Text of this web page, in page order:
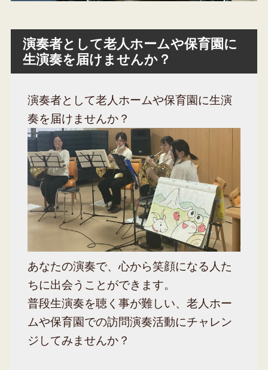
演奏者として老人ホームや保育園に
生演奏を届けませんか？
演奏者として老人ホームや保育園に生演
奏を届けませんか？
あなたの演奏で、心から笑顔になる人た
ちに出会うことができます。
普段生演奏を聴く事が難しい、老人ホー
ムや保育園での訪問演奏活動にチャレン
ジしてみませんか？